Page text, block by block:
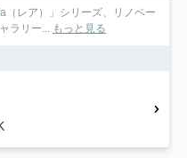
（レア）」シリーズ、リノベー
ラリー...
もっと見る